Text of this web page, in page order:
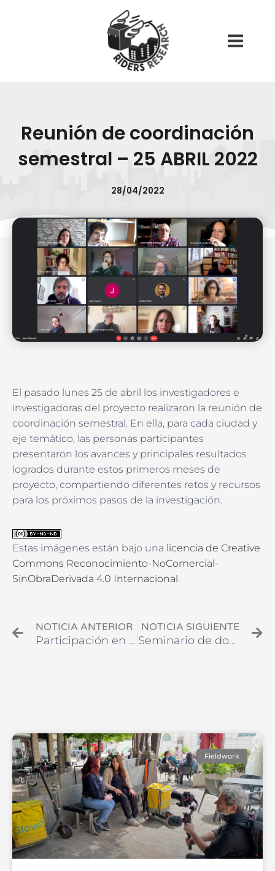
Menu
Reunión de coordinación
semestral – 25 ABRIL 2022
28/04/2022
El pasado lunes 25 de abril los investigadores e
investigadoras del proyecto realizaron la reunión de
coordinación semestral. En ella, para cada ciudad y
eje temático, las personas participantes
presentaron los avances y principales resultados
logrados durante estos primeros meses de
proyecto, compartiendo diferentes retos y recursos
para los próximos pasos de la investigación.
Estas imágenes están bajo una licencia de Creative
Commons Reconocimiento-NoComercial-
SinObraDerivada 4.0 Internacional .
NOTICIA ANTERIOR
Participación en EASA2022: Transformation, Hope and the Commons
NOTICIA SIGUIENTE
Seminario de doctorado – Facultad de Arquitectura y Urbanismo de la Universidad de Chile – 2 JUNIO 2022
Fieldwork